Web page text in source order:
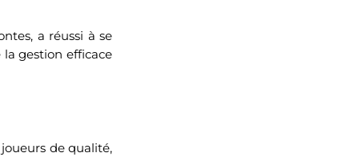
a réussi à se
gestion efficace
de qualité,